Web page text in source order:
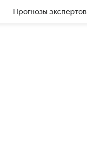
Прогнозы экспертов